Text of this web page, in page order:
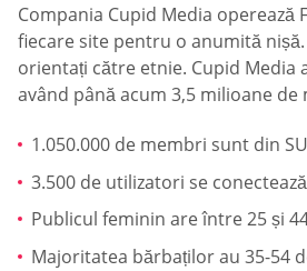
Compania Cupid Media
fiecare site pentru o anumită
orientați către etnie. Cupid Media
având până acum 3,5 milioane
1.050.000 de membri sunt din
3.500 de utilizatori se
Publicul feminin are între 25 și
Majoritatea bărbaților au 35-54